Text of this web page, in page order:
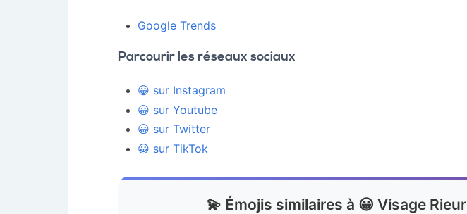
Google Trends
Parcourir les réseaux sociaux
😀 sur Instagram
😀 sur Youtube
😀 sur Twitter
😀 sur TikTok
💫 Émojis similaires à 😀 Visage Rieur